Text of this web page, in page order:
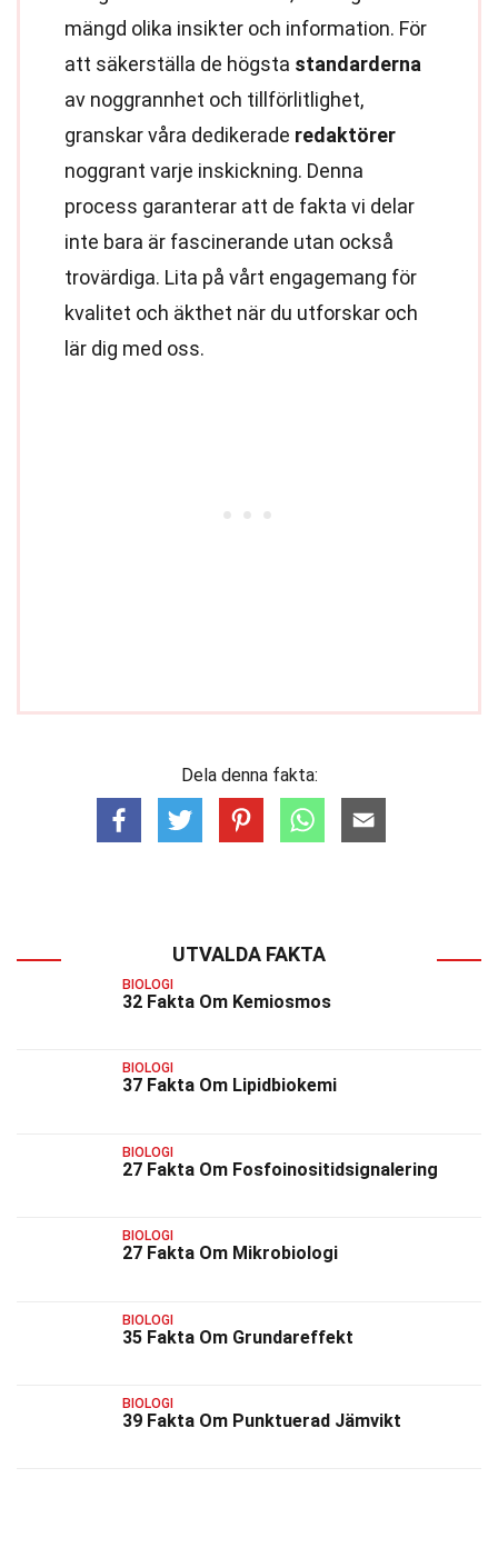
mängd olika insikter och information. För
att säkerställa de högsta standarderna
av noggrannhet och tillförlitlighet,
granskar våra dedikerade redaktörer
noggrant varje inskickning. Denna
process garanterar att de fakta vi delar
inte bara är fascinerande utan också
trovärdiga. Lita på vårt engagemang för
kvalitet och äkthet när du utforskar och
lär dig med oss.
Dela denna fakta:
UTVALDA FAKTA
BIOLOGI
32 Fakta Om Kemiosmos
BIOLOGI
37 Fakta Om Lipidbiokemi
BIOLOGI
27 Fakta Om Fosfoinositidsignalering
BIOLOGI
27 Fakta Om Mikrobiologi
BIOLOGI
35 Fakta Om Grundareffekt
BIOLOGI
39 Fakta Om Punktuerad Jämvikt